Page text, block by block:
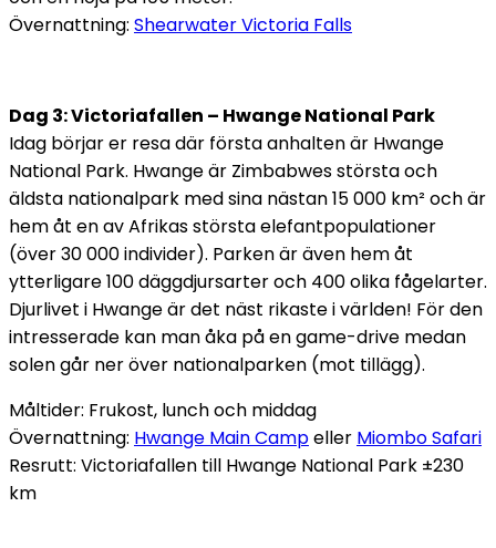
Övernattning: Shearwater Victoria Falls
Dag 3: Victoriafallen – Hwange National Park
Idag börjar er resa där första anhalten är Hwange
National Park. Hwange är Zimbabwes största och
äldsta nationalpark med sina nästan 15 000 km² och är
hem åt en av Afrikas största elefantpopulationer
(över 30 000 individer). Parken är även hem åt
ytterligare 100 däggdjursarter och 400 olika fågelarter.
Djurlivet i Hwange är det näst rikaste i världen! För den
intresserade kan man åka på en game-drive medan
solen går ner över nationalparken (mot tillägg).
Måltider: Frukost, lunch och middag
Övernattning: Hwange Main Campeller Miombo Safari
Resrutt: Victoriafallen till Hwange National Park ±230
km